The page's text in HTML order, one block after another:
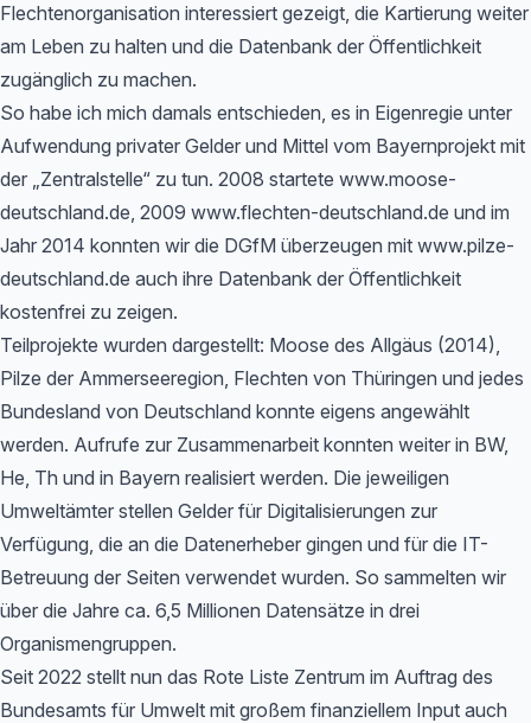
Flechtenorganisation interessiert gezeigt, die Kartierung weiter
am Leben zu halten und die Datenbank der Öffentlichkeit
zugänglich zu machen.
So habe ich mich damals entschieden, es in Eigenregie unter
Aufwendung privater Gelder und Mittel vom Bayernprojekt mit
der „Zentralstelle“ zu tun. 2008 startete www.moose-
deutschland.de, 2009 www.flechten-deutschland.de und im
Jahr 2014 konnten wir die DGfM überzeugen mit www.pilze-
deutschland.de auch ihre Datenbank der Öffentlichkeit
kostenfrei zu zeigen.
Teilprojekte wurden dargestellt: Moose des Allgäus (2014),
Pilze der Ammerseeregion, Flechten von Thüringen und jedes
Bundesland von Deutschland konnte eigens angewählt
werden. Aufrufe zur Zusammenarbeit konnten weiter in BW,
He, Th und in Bayern realisiert werden. Die jeweiligen
Umweltämter stellen Gelder für Digitalisierungen zur
Verfügung, die an die Datenerheber gingen und für die IT-
Betreuung der Seiten verwendet wurden. So sammelten wir
über die Jahre ca. 6,5 Millionen Datensätze in drei
Organismengruppen.
Seit 2022 stellt nun das Rote Liste Zentrum im Auftrag des
Bundesamts für Umwelt mit großem finanziellem Input auch